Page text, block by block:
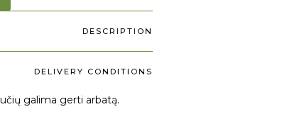
DESCRIPTION
DELIVERY CONDITIONS
galima gerti arbatą.